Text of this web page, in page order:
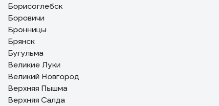
Борисоглебск
Боровичи
Бронницы
Брянск
Бугульма
Великие Луки
Великий Новгород
Верхняя Пышма
Верхняя Салда